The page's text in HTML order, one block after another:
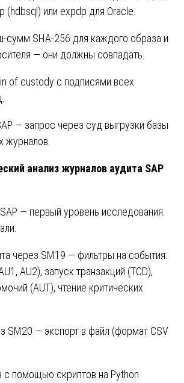
(hdbsql) или expdp для Oracle.
сумм SHA-256 для каждого образа и
— они должны совпадать.
of custody с подписями всех
— запрос через суд выгрузки базы
журналов.
анализ журналов аудита SAP
— первый уровень исследования.
через SM19 — фильтры на события:
AU2), запуск транзакций (TCD),
(AUT), чтение критических
SM20 — экспорт в файл (формат CSV
с помощью скриптов на Python